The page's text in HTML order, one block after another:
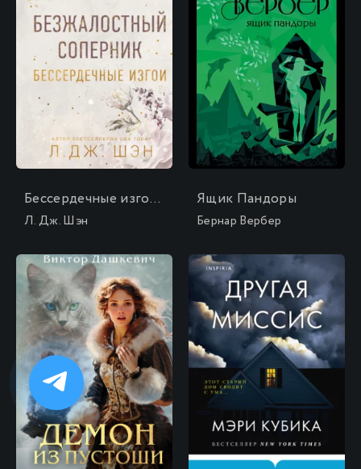
Бессердечные изгои. Безжалостный соперник
Л. Дж. Шэн
Ящик Пандоры
Бернар Вербер